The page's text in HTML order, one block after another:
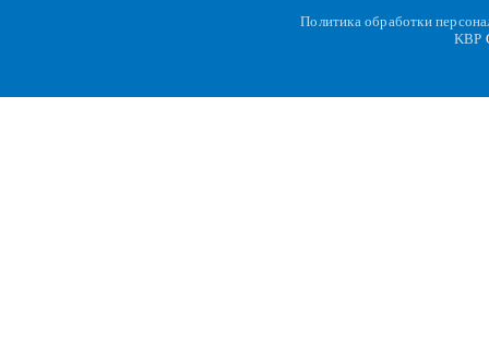
Политика обработки
KBP